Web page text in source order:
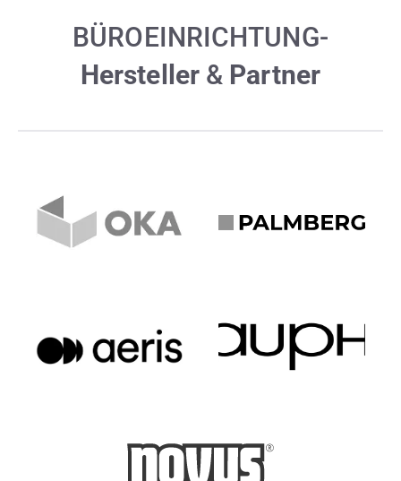
BÜROEINRICHTUNG-
Hersteller& Partner